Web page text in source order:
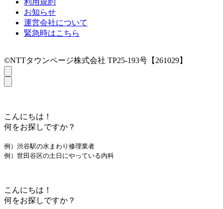
お知らせ
運営会社について
緊急時はこちら
©NTTタウンページ株式会社 TP25-193号【261029】
こんにちは！
何をお探しですか？
例）渋谷駅の水まわり修理業者
例）世田谷区の土日にやっている内科
こんにちは！
何をお探しですか？